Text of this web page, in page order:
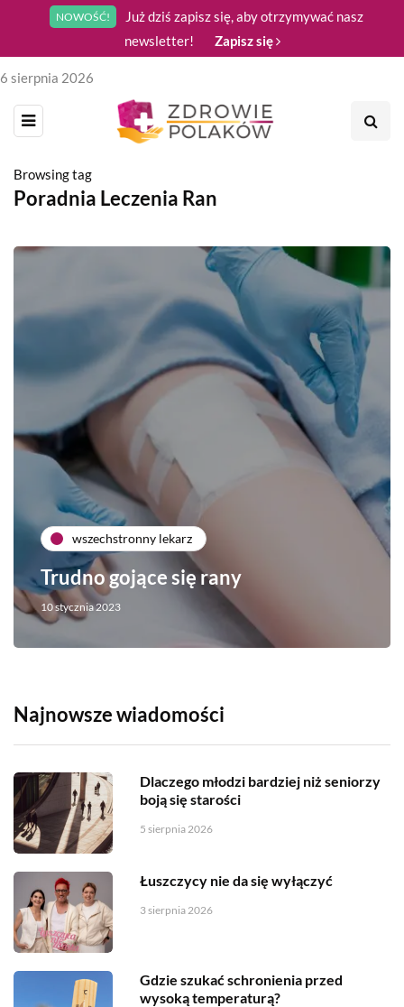
NOWOŚĆ!
Już dziś zapisz się, aby otrzymywać nasz
newsletter!
Zapisz się
6 sierpnia 2026
Browsing tag
Poradnia Leczenia Ran
wszechstronny lekarz
Trudno gojące się rany
10 stycznia 2023
Najnowsze wiadomości
Dlaczego młodzi bardziej niż seniorzy
boją się starości
5 sierpnia 2026
Łuszczycy nie da się wyłączyć
3 sierpnia 2026
Gdzie szukać schronienia przed
wysoką temperaturą?